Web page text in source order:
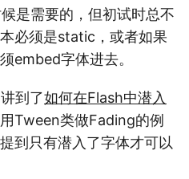
是需要的，但初试时总不
必须是static，或者如果
embed字体进去。
到了如何在Flash中潜入
Tween类做Fading的例
到只有潜入了字体才可以